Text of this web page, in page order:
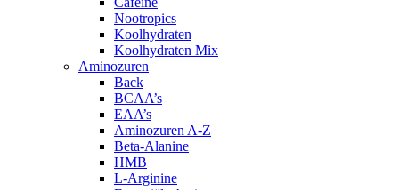
Nootropics
Koolhydraten
Koolhydraten Mix
Aminozuren
Back
BCAA’s
EAA’s
Aminozuren A-Z
Beta-Alanine
HMB
L-Arginine